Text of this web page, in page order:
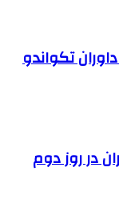
تکواندو
در روز دوم